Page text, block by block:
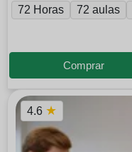
72 Horas 72 aulas
Comprar
4.6 ★